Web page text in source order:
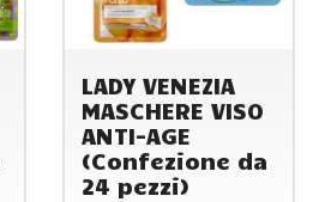
LADY VENEZIA
MASCHERE VISO
ANTI-AGE
(Confezione da
24 pezzi)